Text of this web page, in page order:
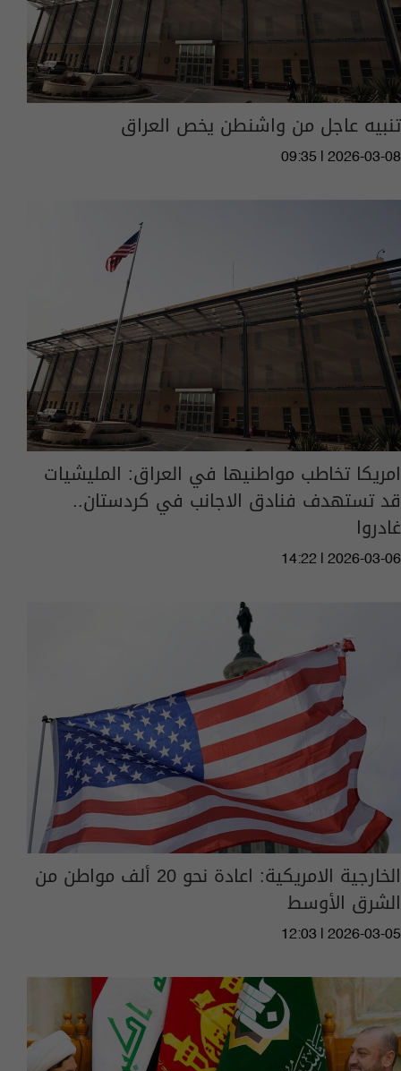
تنبيه عاجل من واشنطن يخص العراق
09:35 | 2026-03-08
امريكا تخاطب مواطنيها في العراق: المليشيات
قد تستهدف فنادق الاجانب في كردستان..
غادروا
14:22 | 2026-03-06
الخارجية الامريكية: اعادة نحو 20 ألف مواطن من
الشرق الأوسط
12:03 | 2026-03-05